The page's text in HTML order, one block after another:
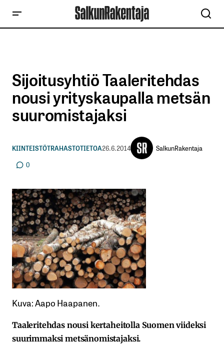
Sijoitusyhtiö Taaleritehdas
nousi yrityskaupalla metsän
suuromistajaksi
KIINTEISTÖTRAHASTOTIETOA26.6.2014
SalkunRakentaja
0
Kuva: Aapo Haapanen.
Taaleritehdas nousi kertaheitolla Suomen viideksi
suurimmaksi metsänomistajaksi.